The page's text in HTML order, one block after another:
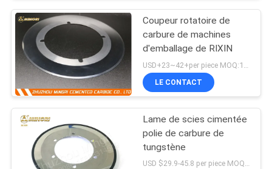
Coupeur rotatoire de
carbure de machines
d'emballage de RIXIN
LE CONTACT
Lame de scies cimentée
polie de carbure de
tungstène
USD $29.9-45.8 per piece MOQ:1 morceau